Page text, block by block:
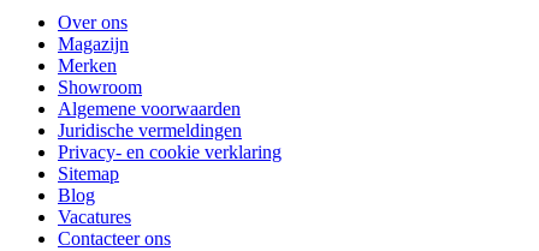
Over ons
Magazijn
Merken
Showroom
Algemene voorwaarden
Juridische vermeldingen
Privacy- en cookie verklaring
Sitemap
Blog
Vacatures
Contacteer ons